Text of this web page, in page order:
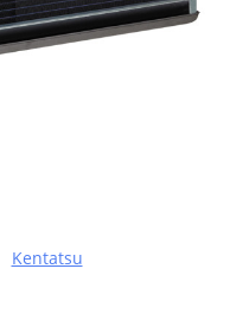
Kentatsu